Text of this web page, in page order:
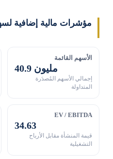
مؤشرات مالية إضافية
الأسهم القائمة
40.9 مليون
إجمالي الأسهم المُصدَرة
المتداولة
EV / EBITDA
34.63
قيمة المنشأة مقابل الأرباح
التشغيلية